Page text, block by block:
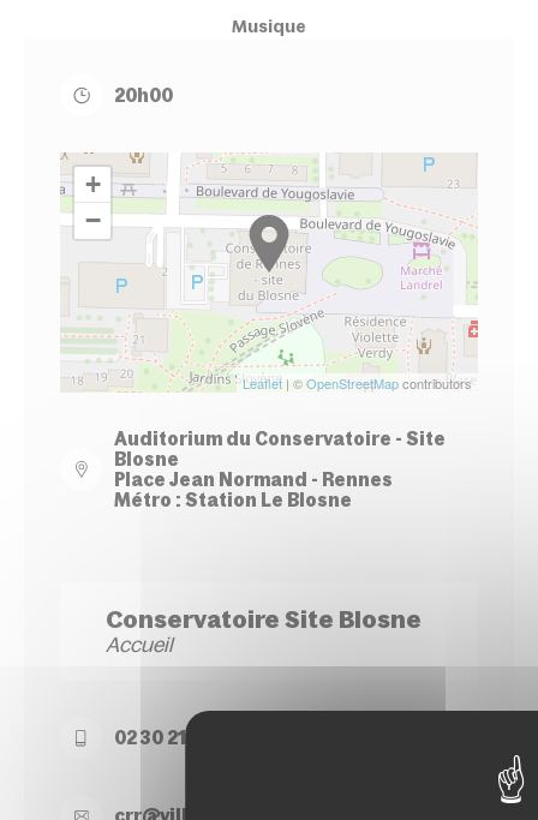
Musique
20h00
+
−
Leaflet | ©OpenStreetMapcontributors
Auditorium du Conservatoire - Site
Blosne
Place Jean Normand - Rennes
Métro : Station Le Blosne
Conservatoire Site Blosne
Accueil
02 30 21 50 74
crr@ville-